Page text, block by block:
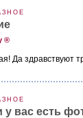
®
Да здравствуют
у вас есть